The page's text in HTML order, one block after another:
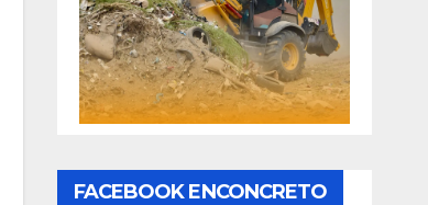
FACEBOOK ENCONCRETO